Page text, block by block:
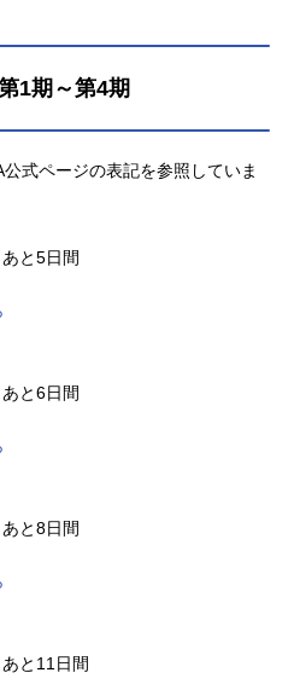
1期～第4期
式ページの表記を参照していま
と5日間
と6日間
と8日間
と11日間